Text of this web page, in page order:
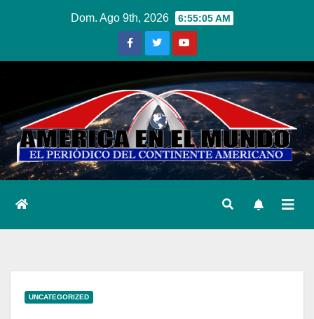
Dom. Ago 9th, 2026 6:55:06 AM
UNCATEGORIZED